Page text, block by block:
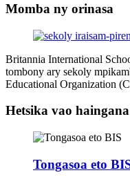
Momba ny orinasa
Britannia International
tombony ary sekoly
Educational Organization
Hetsika vao haingana
Tongasoa eto